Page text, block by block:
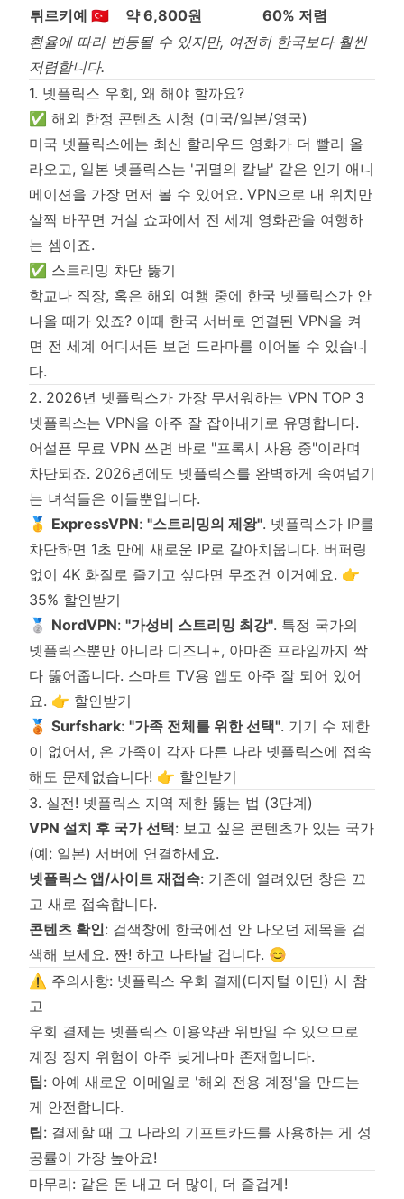
튀르키예 🇹🇷 약 6,800원
60% 저렴
환율에 따라 변동될 수 있지만, 여전히 한국보다 훨씬
저렴합니다.
1. 넷플릭스 우회, 왜 해야 할까요?
✅ 해외 한정 콘텐츠 시청 (미국/일본/영국)
미국 넷플릭스에는 최신 할리우드 영화가 더 빨리 올
라오고, 일본 넷플릭스는 '귀멸의 칼날' 같은 인기 애니
메이션을 가장 먼저 볼 수 있어요. VPN으로 내 위치만
살짝 바꾸면 거실 쇼파에서 전 세계 영화관을 여행하
는 셈이죠.
✅ 스트리밍 차단 뚫기
학교나 직장, 혹은 해외 여행 중에 한국 넷플릭스가 안
나올 때가 있죠? 이때 한국 서버로 연결된 VPN을 켜
면 전 세계 어디서든 보던 드라마를 이어볼 수 있습니
다.
2. 2026년 넷플릭스가 가장 무서워하는 VPN TOP 3
넷플릭스는 VPN을 아주 잘 잡아내기로 유명합니다.
어설픈 무료 VPN 쓰면 바로 "프록시 사용 중"이라며
차단되죠. 2026년에도 넷플릭스를 완벽하게 속여넘기
는 녀석들은 이들뿐입니다.
🥇 ExpressVPN: "스트리밍의 제왕". 넷플릭스가 IP를
차단하면 1초 만에 새로운 IP로 갈아치웁니다. 버퍼링
없이 4K 화질로 즐기고 싶다면 무조건 이거예요. 👉
35% 할인받기
🥈 NordVPN: "가성비 스트리밍 최강". 특정 국가의
넷플릭스뿐만 아니라 디즈니+, 아마존 프라임까지 싹
다 뚫어줍니다. 스마트 TV용 앱도 아주 잘 되어 있어
요. 👉 할인받기
🥉 Surfshark: "가족 전체를 위한 선택". 기기 수 제한
이 없어서, 온 가족이 각자 다른 나라 넷플릭스에 접속
해도 문제없습니다! 👉 할인받기
3. 실전! 넷플릭스 지역 제한 뚫는 법 (3단계)
VPN 설치 후 국가 선택: 보고 싶은 콘텐츠가 있는 국가
(예: 일본) 서버에 연결하세요.
넷플릭스 앱/사이트 재접속: 기존에 열려있던 창은 끄
고 새로 접속합니다.
콘텐츠 확인: 검색창에 한국에선 안 나오던 제목을 검
색해 보세요. 짠! 하고 나타날 겁니다. 😊
⚠️ 주의사항: 넷플릭스 우회 결제(디지털 이민) 시 참
고
우회 결제는 넷플릭스 이용약관 위반일 수 있으므로
계정 정지 위험이 아주 낮게나마 존재합니다.
팁: 아예 새로운 이메일로 '해외 전용 계정'을 만드는
게 안전합니다.
팁: 결제할 때 그 나라의 기프트카드를 사용하는 게 성
공률이 가장 높아요!
마무리: 같은 돈 내고 더 많이, 더 즐겁게!